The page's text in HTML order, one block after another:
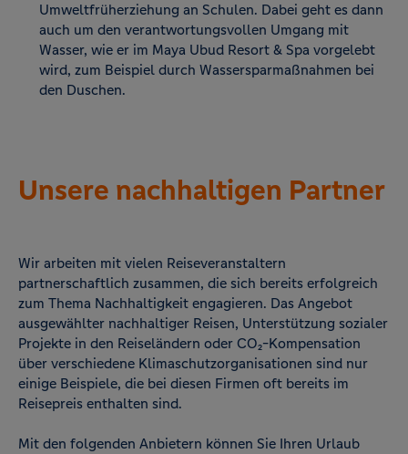
Umweltfrüherziehung an Schulen. Dabei geht es dann
auch um den verantwortungsvollen Umgang mit
Wasser, wie er im Maya Ubud Resort & Spa vorgelebt
wird, zum Beispiel durch Wassersparmaßnahmen bei
den Duschen.
Unsere nachhaltigen Partner
Wir arbeiten mit vielen Reiseveranstaltern
partnerschaftlich zusammen, die sich bereits erfolgreich
zum Thema Nachhaltigkeit engagieren. Das Angebot
ausgewählter nachhaltiger Reisen, Unterstützung sozialer
Projekte in den Reiseländern oder CO₂-Kompensation
über verschiedene Klimaschutzorganisationen sind nur
einige Beispiele, die bei diesen Firmen oft bereits im
Reisepreis enthalten sind.
Mit den folgenden Anbietern können Sie Ihren Urlaub